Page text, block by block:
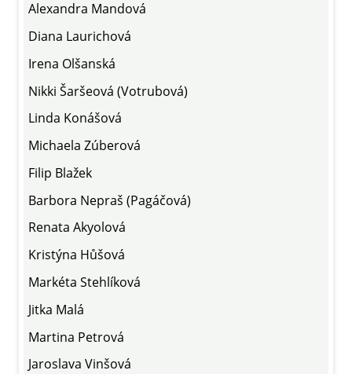
Alexandra Mandová
Diana Laurichová
Irena Olšanská
Nikki Šaršeová (Votrubová)
Linda Konášová
Michaela Zúberová
Filip Blažek
Barbora Nepraš (Pagáčová)
Renata Akyolová
Kristýna Hůšová
Markéta Stehlíková
Jitka Malá
Martina Petrová
Jaroslava Vinšová